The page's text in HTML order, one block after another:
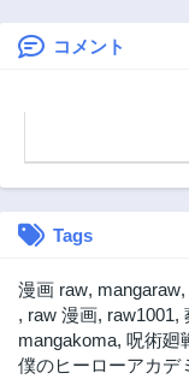
コメント
Tags
漫画 raw, mangaraw,
, raw 漫画, raw1001,
mangakoma, 呪術廻
僕のヒーローアカデ